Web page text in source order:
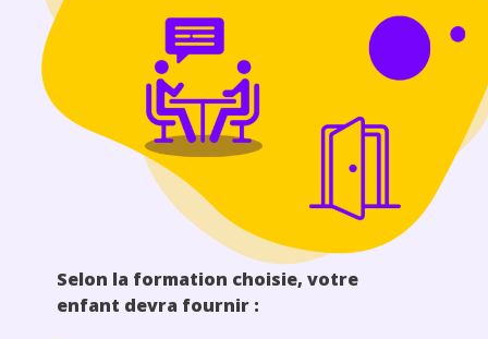
Selon la formation choisie, votre
enfant devra fournir :